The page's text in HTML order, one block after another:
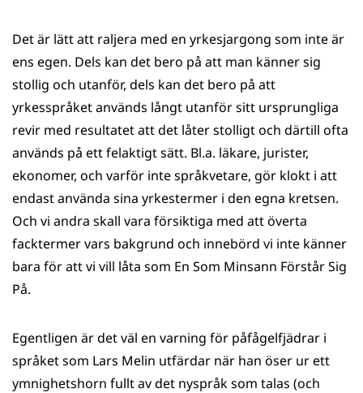
Det är lätt att raljera med en yrkesjargong som inte är
ens egen. Dels kan det bero på att man känner sig
stollig och utanför, dels kan det bero på att
yrkesspråket används långt utanför sitt ursprungliga
revir med resultatet att det låter stolligt och därtill ofta
används på ett felaktigt sätt. Bl.a. läkare, jurister,
ekonomer, och varför inte språk­vetare, gör klokt i att
endast använda sina yrkestermer i den egna kretsen.
Och vi andra skall vara försiktiga med att överta
facktermer vars bakgrund och innebörd vi inte känner
bara för att vi vill låta som En Som Minsann Förstår Sig
På.
Egentligen är det väl en varning för påfågelfjädrar i
språket som Lars Melin utfärdar när han öser ur ett
ymnighetshorn fullt av det nyspråk som talas (och